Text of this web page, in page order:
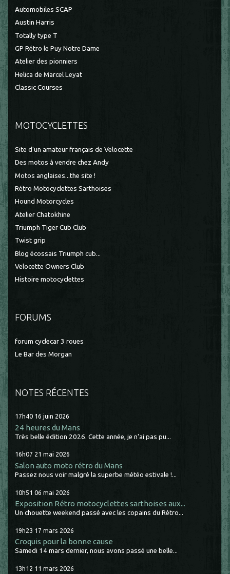
Automobiles SCAP
Austin Harris
Totally type T
GP Rétro le Puy Notre Dame
Atelier des pionniers
Helica de Marcel Leyat
Classic Courses
MOTOCYCLETTES
Site d'un amateur français de Velocette
Des motos à vendre chez Andy
Motos anglaises...the site !
Rétro Motocyclettes Sarthoises
Hound Motorcycles
Atelier Chatokhine
Triumph Tiger Cub Club
Twist grip
Blog écossais Triumph cub...
Velocette Owners Club
Histoire motocyclettes
FORUMS
forum cyclecar 3 roues
Le Bar des Morgan
NOTES RÉCENTES
17h40 16 juin 2026
24 heures du Mans
Très belle édition 2026. Cette année, je n'ai pas pu...
16h07 21 mai 2026
Salon auto moto rétro du Mans
Passez nous voir malgré la superbe météo estivale !...
10h51 06 mai 2026
Exposition Rétro motocyclettes sarthoises aux...
Un chouette weekend passé avec les copains du Rétro...
19h23 17 mars 2026
Croquis pour la bonne cause
Samedi 14 mars dernier, nous avons passé une belle...
13h12 11 mars 2026